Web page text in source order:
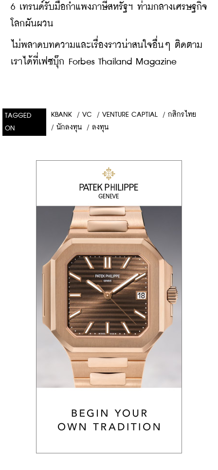
6 เทรนด์รับมือกำแพงภาษีสหรัฐฯ ท่ามกลางเศรษฐกิจ
โลกผันผวน
ไม่พลาดบทความและเรื่องราวน่าสนใจอื่นๆ ติดตาม
เราได้ที่เฟซบุ๊ก Forbes Thailand Magazine
TAGGED
ON
KBANK / VC / VENTURE CAPTIAL / กสิกรไทย
/ นักลงทุน / ลงทุน